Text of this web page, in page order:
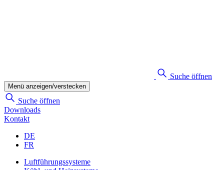
Suche öffnen
Menü anzeigen/verstecken
Suche öffnen
Downloads
Kontakt
DE
FR
Luftführungssysteme